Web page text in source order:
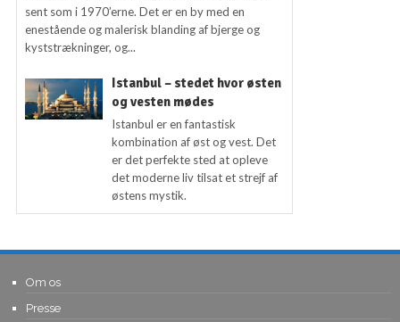
sent som i 1970’erne. Det er en by med en
enestående og malerisk blanding af bjerge og
kyststrækninger, og...
Istanbul – stedet hvor østen
og vesten mødes
Istanbul er en fantastisk
kombination af øst og vest. Det
er det perfekte sted at opleve
det moderne liv tilsat et strejf af
østens mystik.
Om os
Presse